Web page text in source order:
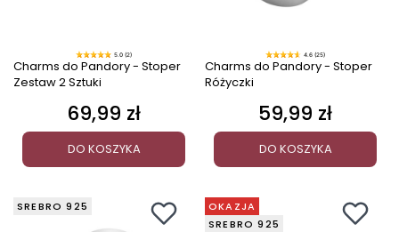
5.0 (2)
Charms do Pandory - Stoper
Zestaw 2 Sztuki
Cena
69,99 zł
DO KOSZYKA
4.6 (25)
Charms do Pandory - Stoper
Różyczki
Cena
59,99 zł
DO KOSZYKA
SREBRO 925
OKAZJA
SREBRO 925